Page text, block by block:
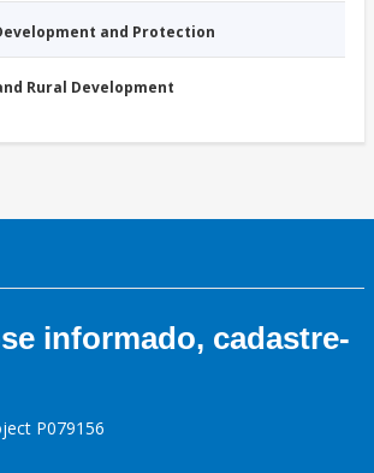
and Protection
Rural Development
informado, cadastre-
P079156